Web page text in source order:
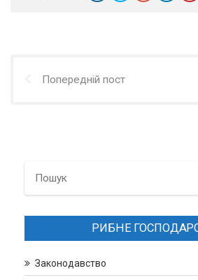
Попередній пост
РИБНЕ
Законодавство